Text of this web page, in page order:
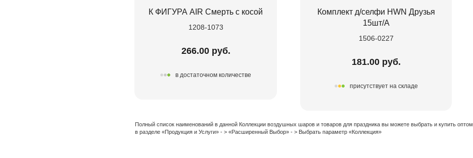
К ФИГУРА AIR Смерть с косой
1208-1073
266.00 руб.
в достаточном количестве
Комплект д/селфи HWN Друзья
15шт/A
1506-0227
181.00 руб.
присутствует на складе
Полный список наименований в данной Коллекции воздушных шаров и товаров для праздника вы можете выбрать и купить оптом
в разделе «Продукция и Услуги» - > «Расширенный Выбор» - > Выбрать параметр «Коллекция»